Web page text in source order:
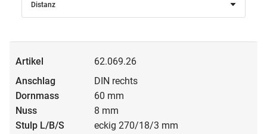
Distanz
62.069.26
DIN rechts
60 mm
8 mm
eckig 270/18/3 mm